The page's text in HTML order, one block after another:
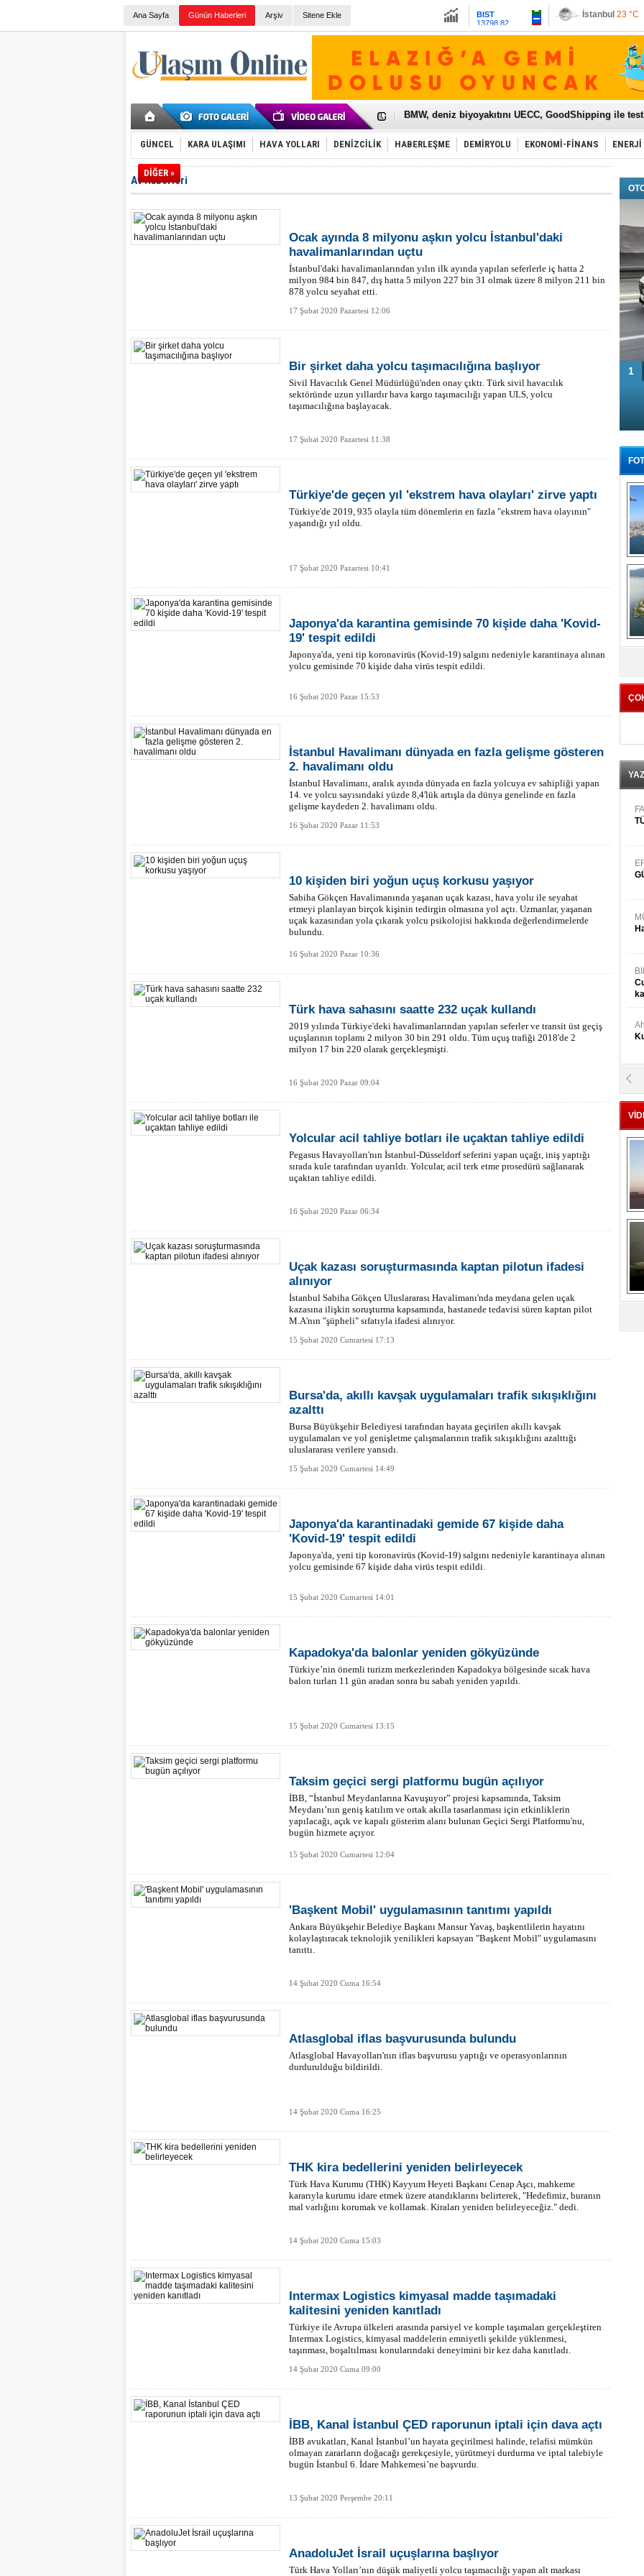
Ana Sayfa Günün Haberleri Arşiv Sitene Ekle
Altın
Dolar47.6779
Euro 54.9745
Ankara20 °C
Galataport Projesi'nde sona yaklaşıldı
Kiralık minibüse talep artışı var
VW'de üst düzey atama
Ünye Limanı Türkiye'yi lider yapacak
Türkiye’nin en değerli markası yine THY
İzmir-Antalya seyahat süresi 3 saate inecek
Osmanlı'nın projesi ülkeye milyarlarca dolar gelir
Otomotivde üretim artıyor, satış beklentileri yükseldi
HAVAŞ 21 havalimanında hizmete başladı
İran'a ait yük gemisi Irak karasularında battı
'Jet uçak' çözümü ile gemi ihracatına hareketlilik
Rus savaş gemisi Çanakkale Boğazı’ndan geçti
GÜNCEL KARA ULAŞIMI HAVA YOLLARI DENİZCİLİK HABERLEŞME DEMİRYOLU EKONOMİ-FİNANS ENERJİ
DİĞER »
Av Haberleri
Ocak ayında 8 milyonu aşkın yolcu İstanbul'daki
havalimanlarından uçtu
İstanbul'daki havalimanlarından yılın ilk ayında yapılan seferlerle iç hatta 2
milyon 984 bin 847, dış hatta 5 milyon 227 bin 31 olmak üzere 8 milyon 211 bin
878 yolcu seyahat etti.
17 Şubat 2020 Pazartesi 12:06
Bir şirket daha yolcu taşımacılığına başlıyor
Sivil Havacılık Genel Müdürlüğü'nden onay çıktı. Türk sivil havacılık
sektöründe uzun yıllardır hava kargo taşımacılığı yapan ULS, yolcu
taşımacılığına başlayacak.
17 Şubat 2020 Pazartesi 11:38
Türkiye'de geçen yıl 'ekstrem hava olayları' zirve yaptı
Türkiye'de 2019, 935 olayla tüm dönemlerin en fazla "ekstrem hava olayının"
yaşandığı yıl oldu.
17 Şubat 2020 Pazartesi 10:41
Japonya'da karantina gemisinde 70 kişide daha 'Kovid-
19' tespit edildi
Japonya'da, yeni tip koronavirüs (Kovid-19) salgını nedeniyle karantinaya alınan
yolcu gemisinde 70 kişide daha virüs tespit edildi.
16 Şubat 2020 Pazar 15:53
İstanbul Havalimanı dünyada en fazla gelişme gösteren
2. havalimanı oldu
İstanbul Havalimanı, aralık ayında dünyada en fazla yolcuya ev sahipliği yapan
14. ve yolcu sayısındaki yüzde 8,4'lük artışla da dünya genelinde en fazla
gelişme kaydeden 2. havalimanı oldu.
16 Şubat 2020 Pazar 11:53
10 kişiden biri yoğun uçuş korkusu yaşıyor
Sabiha Gökçen Havalimanında yaşanan uçak kazası, hava yolu ile seyahat
etmeyi planlayan birçok kişinin tedirgin olmasına yol açtı. Uzmanlar, yaşanan
uçak kazasından yola çıkarak yolcu psikolojisi hakkında değerlendirmelerde
bulundu.
16 Şubat 2020 Pazar 10:36
Türk hava sahasını saatte 232 uçak kullandı
2019 yılında Türkiye'deki havalimanlarından yapılan seferler ve transit üst geçiş
uçuşlarının toplamı 2 milyon 30 bin 291 oldu. Tüm uçuş trafiği 2018'de 2
milyon 17 bin 220 olarak gerçekleşmişti.
16 Şubat 2020 Pazar 09:04
Yolcular acil tahliye botları ile uçaktan tahliye edildi
Pegasus Havayolları'nın İstanbul-Düsseldorf seferini yapan uçağı, iniş yaptığı
sırada kule tarafından uyarıldı. Yolcular, acil terk etme prosedürü sağlanarak
uçaktan tahliye edildi.
16 Şubat 2020 Pazar 06:34
Uçak kazası soruşturmasında kaptan pilotun ifadesi
alınıyor
İstanbul Sabiha Gökçen Uluslararası Havalimanı'nda meydana gelen uçak
kazasına ilişkin soruşturma kapsamında, hastanede tedavisi süren kaptan pilot
M.A'nın "şüpheli" sıfatıyla ifadesi alınıyor.
15 Şubat 2020 Cumartesi 17:13
Bursa'da, akıllı kavşak uygulamaları trafik sıkışıklığını
azalttı
Bursa Büyükşehir Belediyesi tarafından hayata geçirilen akıllı kavşak
uygulamaları ve yol genişletme çalışmalarının trafik sıkışıklığını azalttığı
uluslararası verilere yansıdı.
15 Şubat 2020 Cumartesi 14:49
Japonya'da karantinadaki gemide 67 kişide daha
'Kovid-19' tespit edildi
Japonya'da, yeni tip koronavirüs (Kovid-19) salgını nedeniyle karantinaya alınan
yolcu gemisinde 67 kişide daha virüs tespit edildi.
15 Şubat 2020 Cumartesi 14:01
Kapadokya'da balonlar yeniden gökyüzünde
Türkiye’nin önemli turizm merkezlerinden Kapadokya bölgesinde sıcak hava
balon turları 11 gün aradan sonra bu sabah yeniden yapıldı.
15 Şubat 2020 Cumartesi 13:15
Taksim geçici sergi platformu bugün açılıyor
İBB, “İstanbul Meydanlarına Kavuşuyor” projesi kapsamında, Taksim
Meydanı’nın geniş katılım ve ortak akılla tasarlanması için etkinliklerin
yapılacağı, açık ve kapalı gösterim alanı bulunan Geçici Sergi Platformu'nu,
bugün hizmete açıyor.
15 Şubat 2020 Cumartesi 12:04
'Başkent Mobil' uygulamasının tanıtımı yapıldı
Ankara Büyükşehir Belediye Başkanı Mansur Yavaş, başkentlilerin hayatını
kolaylaştıracak teknolojik yenilikleri kapsayan "Başkent Mobil" uygulamasını
tanıttı.
14 Şubat 2020 Cuma 16:54
Atlasglobal iflas başvurusunda bulundu
Atlasglobal Havayolları'nın iflas başvurusu yaptığı ve operasyonlarının
durdurulduğu bildirildi.
14 Şubat 2020 Cuma 16:25
THK kira bedellerini yeniden belirleyecek
Türk Hava Kurumu (THK) Kayyum Heyeti Başkanı Cenap Aşcı, mahkeme
kararıyla kurumu idare etmek üzere atandıklarını belirterek, "Hedefimiz, buranın
mal varlığını korumak ve kollamak. Kiraları yeniden belirleyeceğiz." dedi.
14 Şubat 2020 Cuma 15:03
Intermax Logistics kimyasal madde taşımadaki
kalitesini yeniden kanıtladı
Türkiye ile Avrupa ülkeleri arasında parsiyel ve komple taşımaları gerçekleştiren
Intermax Logistics, kimyasal maddelerin emniyetli şekilde yüklenmesi,
taşınması, boşaltılması konularındaki deneyimini bir kez daha kanıtladı.
14 Şubat 2020 Cuma 09:00
İBB, Kanal İstanbul ÇED raporunun iptali için dava açtı
İBB avukatları, Kanal İstanbul’un hayata geçirilmesi halinde, telafisi mümkün
olmayan zararların doğacağı gerekçesiyle, yürütmeyi durdurma ve iptal talebiyle
bugün İstanbul 6. İdare Mahkemesi’ne başvurdu.
13 Şubat 2020 Perşembe 20:11
AnadoluJet İsrail uçuşlarına başlıyor
Türk Hava Yolları’nın düşük maliyetli yolcu taşımacılığı yapan alt markası
1